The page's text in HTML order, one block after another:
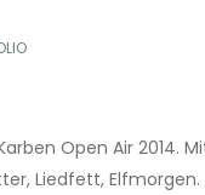
Open Air 2014.
Liedfett, Elfmorgen.